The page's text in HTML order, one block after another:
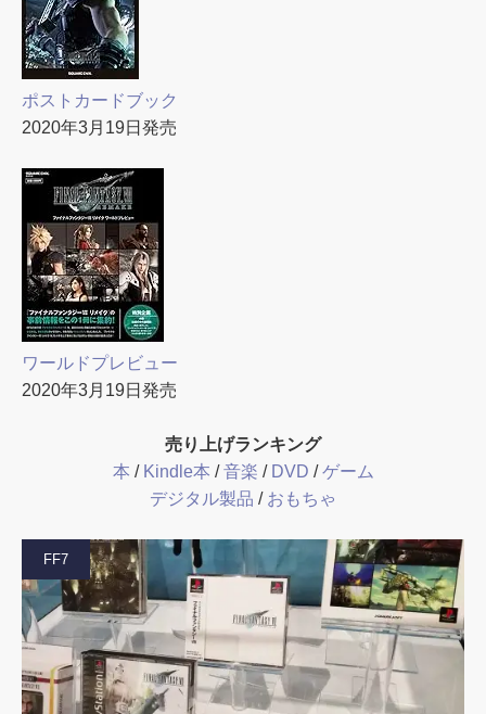
ポストカードブック
2020年3月19日発売
ワールドプレビュー
2020年3月19日発売
売り上げランキング
本 / Kindle本 /音楽 / DVD /ゲーム
デジタル製品 / おもちゃ
FF7